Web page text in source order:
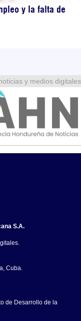
y la falta de
y medios digitales
S.A.
Cuba.
de Desarrollo de la